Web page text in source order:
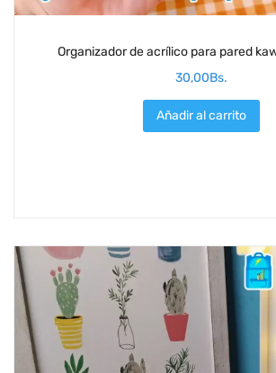
Organizador de acrílico para pared
30,00Bs.
Añadir al carrito